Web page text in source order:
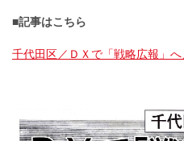
■記事はこちら
千代田区／ＤＸで「戦略広報」